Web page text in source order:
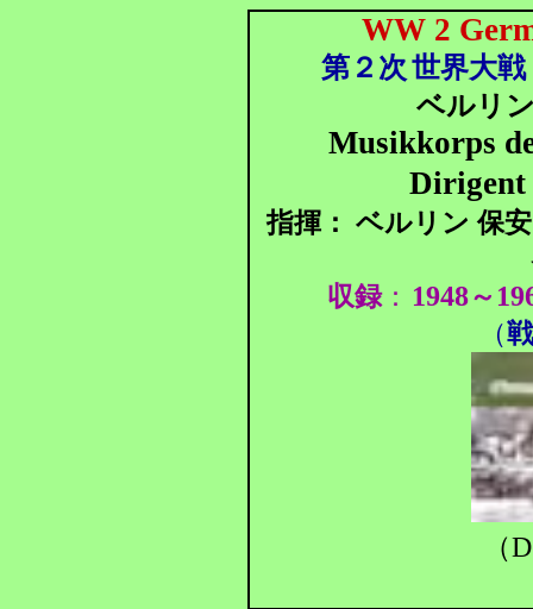
WW 2
第２次世界大
ベルリ
Musikkorps
Dirigent
指揮： ベルリン 保
収録： 1948～
（
（